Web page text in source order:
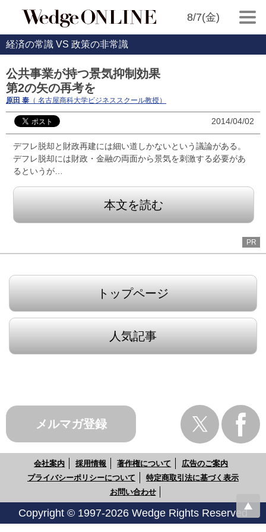
8/7(金)
経済の常識 VS 政策の非常識
公共事業が持つ景気抑制効果
第2の矢の再考を
原田 泰 （ 名古屋商科大学ビジネススクール教授）
2014/04/02
デフレ脱却と財政再建には細い道しかないという議論がある。
デフレ脱却には財政・金融の両面から景気を刺激する必要があ
るというが…
本文を読む
PR
トップページ
人気記事
メルマガ登録
会社案内 採用情報 著作権について
広告のご案内
プライバシーポリシーについて
特定商取引法に基づく表示
お問い合わせ
Copyright © 1997-2026 Wedge Rights Reserved